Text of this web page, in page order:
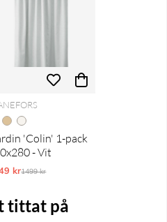
'Colin' 1-pack
- Vit
krOrdinarie pris:
1499 kr
tittat på